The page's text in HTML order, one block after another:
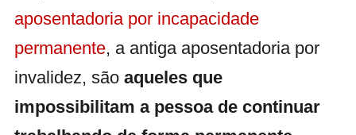
aposentadoria por incapacidade
permanente, a antiga aposentadoria por
invalidez, são aqueles que
impossibilitam a pessoa de continuar